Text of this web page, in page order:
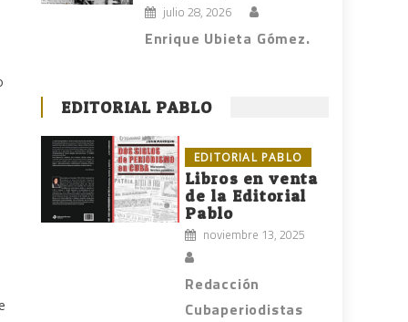
julio 28, 2026
Enrique Ubieta Gómez.
EDITORIAL PABLO
EDITORIAL PABLO
Libros en venta
de la Editorial
Pablo
noviembre 13, 2025
Redacción
Cubaperiodistas